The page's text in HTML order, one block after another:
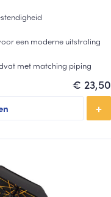
€ 23,50
een moderne uitstraling
met matching piping